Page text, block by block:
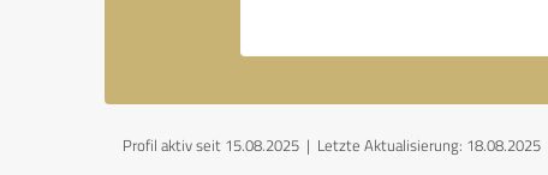
Profil aktiv seit 15.08.2025 | Letzte Aktualisierung: 18.08.2025